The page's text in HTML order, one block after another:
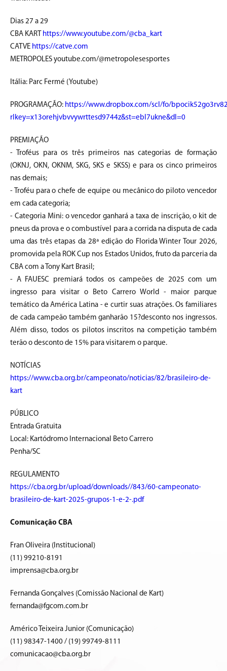
Dias 27 a 29
CBA KART https://www.youtube.com/@cba_kart
CATVE https://catve.com
METROPOLES youtube.com/@metropolesesportes
Itália: Parc Fermé (Youtube)
PROGRAMAÇÃO: https://www.dropbox.com/scl/fo/
rlkey=x13orehjvbvvywrttesd9744z&st=ebl7ukne&dl=0
PREMIAÇÃO
- Troféus para os três primeiros nas categorias de formação
(OKNJ, OKN, OKNM, SKG, SKS e SKSS) e para os cinco primeiros
nas demais;
- Troféu para o chefe de equipe ou mecânico do piloto vencedor
em cada categoria;
- Categoria Mini: o vencedor ganhará a taxa de inscrição, o kit de
pneus da prova e o combustível para a corrida na disputa de cada
uma das três etapas da 28ª edição do Florida Winter Tour 2026,
promovida pela ROK Cup nos Estados Unidos, fruto da parceria da
CBA com a Tony Kart Brasil;
- A FAUESC premiará todos os campeões de 2025 com um
ingresso para visitar o Beto Carrero World - maior parque
temático da América Latina - e curtir suas atrações. Os familiares
de cada campeão também ganharão 15?desconto nos ingressos.
Além disso, todos os pilotos inscritos na competição também
terão o desconto de 15% para visitarem o parque.
NOTÍCIAS
https://www.cba.org.br/campeonato/noticias/82/brasileiro-de-
kart
PÚBLICO
Entrada Gratuita
Local: Kartódromo Internacional Beto Carrero
Penha/SC
REGULAMENTO
https://cba.org.br/upload/downloads//843/60-campeonato-
brasileiro-de-kart-2025-grupos-1-e-2-.pdf
Comunicação CBA
Fran Oliveira (Institucional)
(11) 99210-8191
imprensa@cba.org.br
Fernanda Gonçalves (Comissão Nacional de Kart)
fernanda@fgcom.com.br
Américo Teixeira Junior (Comunicação)
(11) 98347-1400 / (19) 99749-8111
comunicacao@cba.org.br